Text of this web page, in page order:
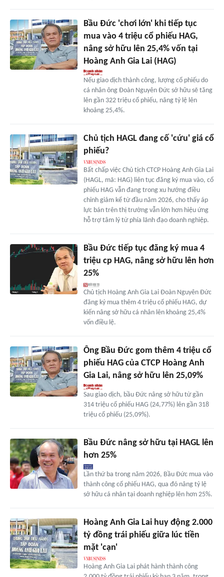
Bầu Đức 'chơi lớn' khi tiếp tục
mua vào 4 triệu cổ phiếu HAG,
nâng sở hữu lên 25,4% vốn tại
Hoàng Anh Gia Lai (HAG)
Nếu giao dịch thành công, lượng cổ phiếu do
cá nhân ông Đoàn Nguyên Đức sở hữu sẽ tăng
lên gần 322 triệu cổ phiếu, nâng tỷ lệ lên
khoảng 25,4%.
Chủ tịch HAGL đang cố 'cứu' giá cổ
phiếu?
Bất chấp việc Chủ tịch CTCP Hoàng Anh Gia Lai
(HAGL, mã: HAG) liên tục đăng ký mua vào, cổ
phiếu HAG vẫn đang trong xu hướng điều
chỉnh giảm kể từ đầu năm 2026, cho thấy áp
lực bán trên thị trường vẫn lớn hơn hiệu ứng
hỗ trợ tâm lý từ phía lãnh đạo doanh nghiệp.
Bầu Đức tiếp tục đăng ký mua 4
triệu cp HAG, nâng sở hữu lên hơn
25%
Chủ tịch Hoàng Anh Gia Lai Đoàn Nguyên Đức
đăng ký mua thêm 4 triệu cổ phiếu HAG, dự
kiến nâng sở hữu cá nhân lên khoảng 25,4%
vốn điều lệ.
Ông Bầu Đức gom thêm 4 triệu cổ
phiếu HAG của CTCP Hoàng Anh
Gia Lai, nâng sở hữu lên 25,09%
Sau giao dịch, bầu Đức nâng sở hữu từ gần
314 triệu cổ phiếu HAG (24,77%) lên gần 318
triệu cổ phiếu (25,09%).
Bầu Đức nâng sở hữu tại HAGL lên
hơn 25%
Lần thứ ba trong năm 2026, Bầu Đức mua vào
thành công cổ phiếu HAG, qua đó nâng tỷ lệ
sở hữu cá nhân tại doanh nghiệp lên hơn 25%.
Hoàng Anh Gia Lai huy động 2.000
tỷ đồng trái phiếu giữa lúc tiền
mặt 'cạn'
Hoàng Anh Gia Lai phát hành thành công